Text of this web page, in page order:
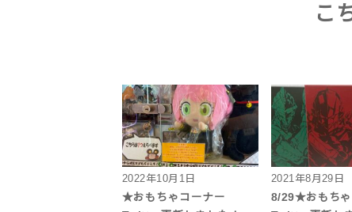
こ
2022年10月1日
★おもちゃコーナー
2021年8月29日
8/29★おもちゃ